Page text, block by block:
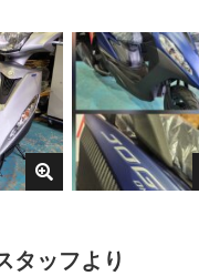
タッフより